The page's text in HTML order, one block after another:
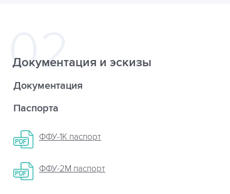
Документация и эскизы
Документация
Паспорта
ФФУ-1К паспорт
ФФУ-2М паспорт